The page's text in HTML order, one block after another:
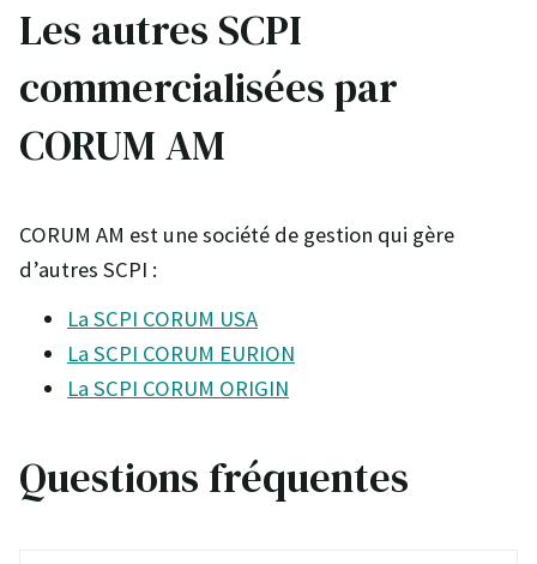
Les autres SCPI
commercialisées par
CORUM AM
CORUM AM est une société de gestion qui gère
d’autres SCPI :
La SCPI CORUM USA
La SCPI CORUM EURION
La SCPI CORUM ORIGIN
Questions fréquentes